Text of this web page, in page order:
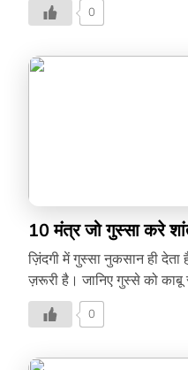
0
10 मंत्र जो गुस्सा करे
ज़िंदगी में गुस्सा नुकसान ही
ज़रूरी है। जानिए गुस्से को
0